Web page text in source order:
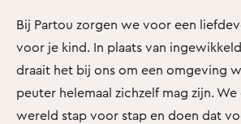
Bij Partou zorgen we voor een
voor je kind. In plaats van
draait het bij ons om een omgeving
peuter helemaal zichzelf mag zijn.
wereld stap voor stap en doen dat